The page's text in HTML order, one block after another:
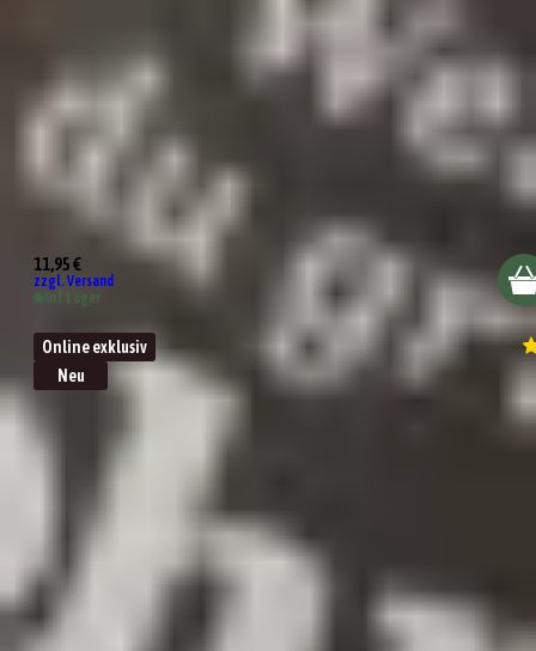
Wehe, du grillst ohne mich!
11,95 €
zzgl. Versand
Auf Lager
Online exklusiv
Neu